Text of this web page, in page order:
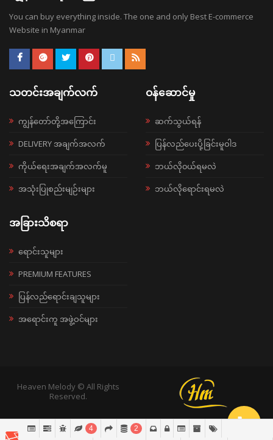
You can buy everything inside. The one and only Best E-commerce
Website in Myanmar
သတင်းအချက်လက်
ကျွန်တော်တို့အကြောင်း
DELIVERY အချက်အလက်
ကိုယ်ရေးအချက်အလက်မူ
အသုံးပြုစည်းမျဉ်းများ
ဝန်ဆောင်မှု
ဆက်သွယ်ရန်
ပြန်လည်ပေးပို့ခြင်းမူဝါဒ
ဘယ်လို၀ယ်ရမလဲ
ဘယ်လိုရောင်းရမလဲ
အခြားသိစရာ
ရောင်းသူများ
PREMIUM FEATURES
ပြန်လည်ရောင်းချသူများ
အရောင်းကူ အဖွဲ့ဝင်များ
Heaven Melody © All Rights
Reserved.
4 2